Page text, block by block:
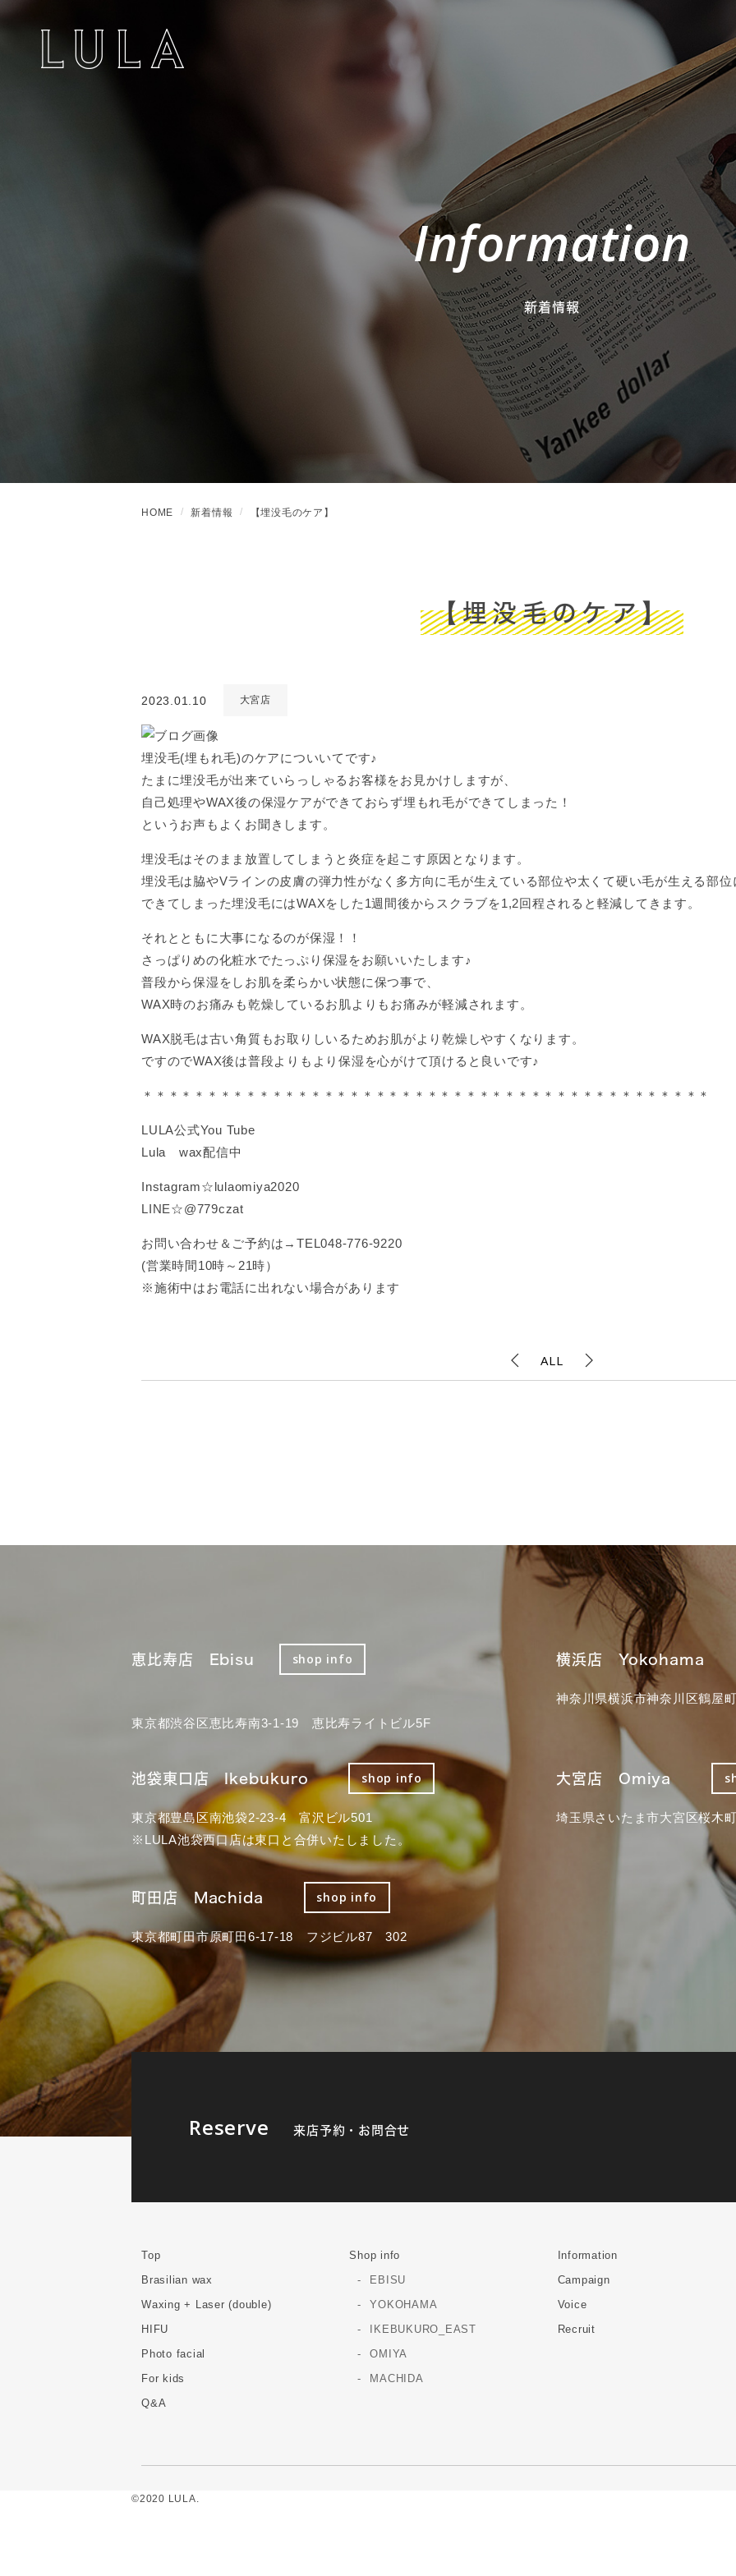
Information
新着情報
HOME 新着情報 【埋没毛のケア】
【埋没毛のケア】
2023.01.10 大宮店
埋没毛(埋もれ毛)のケアについいてです♪
たまに埋没毛が出来ていらっしゃるお客様をお見かけしますが、
自己処理やWAX後の保湿ケアができておらず埋もれ毛ができてしまった！
というお声もよくお聞きします。
埋没毛はそのまま放置してしまうと炎症を起こす原因となります。
埋没毛は脇やVラインの皮膚の弾力性がなく多方向に毛が生えている部位や太くて硬い毛が生える部位
できてしまった埋没毛にはWAXをした1週間後からスクラブを1,2回程されると軽減してきます。
それとともに大事になるのが保湿！！
さっぱりめの化粧水でたっぷり保湿をお願いいたします♪
普段から保湿をしお肌を柔らかい状態に保つ事で、
WAX時のお痛みも乾燥しているお肌よりもお痛みが軽減されます。
WAX脱毛は古い角質もお取りしいるためお肌がより乾燥しやすくなります。
ですのでWAX後は普段よりもより保湿を心がけて頂けると良いです♪
＊＊＊＊＊＊＊＊＊＊＊＊＊＊＊＊＊＊＊＊＊＊＊＊＊＊＊＊＊＊＊＊＊＊＊＊＊＊＊＊＊＊＊＊
LULA公式You Tube
Lula wax配信中
Instagram☆lulaomiya2020
LINE☆@779czat
お問い合わせ＆ご予約は→TEL048-776-9220
(営業時間10時～21時）
※施術中はお電話に出れない場合があります
ALL
恵比寿店 Ebisu shop info
東京都渋谷区恵比寿南3-1-19 恵比寿ライトビル5F
横浜店 Yokohama
神奈川県横浜市神奈川区鶴屋
池袋東口店 Ikebukuro shop info
東京都豊島区南池袋2-23-4 富沢ビル501
※LULA池袋西口店は東口と合併いたしました。
大宮店 Omiya
埼玉県さいたま市大宮区桜木
町田店 Machida shop info
東京都町田市原町田6-17-18 フジビル87 302
Reserve 来店予約・お問合せ
Top
Brasilian wax
Waxing + Laser (double)
HIFU
Photo facial
For kids
Q&A
Shop info
EBISU
YOKOHAMA
IKEBUKURO_EAST
OMIYA
MACHIDA
Information
Campaign
Voice
Recruit
©2020 LULA.